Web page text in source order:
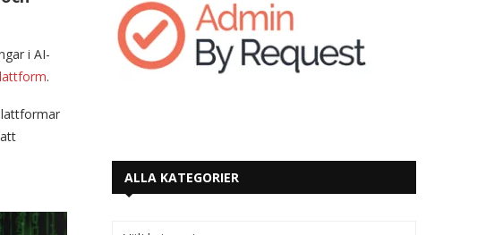
i AI-
.
ALLA KATEGORIER